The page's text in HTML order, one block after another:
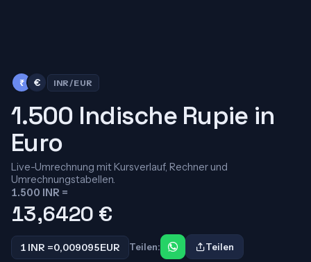
₹ € INR/EUR
1.500 Indische Rupie in
Euro
Live-Umrechnung mit Kursverlauf, Rechner und
Umrechnungstabellen.
1.500 INR =
13,6420 €
1 INR =0,009095EUR Teilen: Teilen